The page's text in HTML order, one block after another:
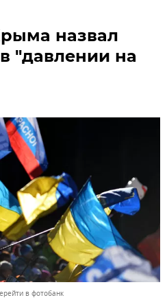
назвал
"давлении на
в фотобанк